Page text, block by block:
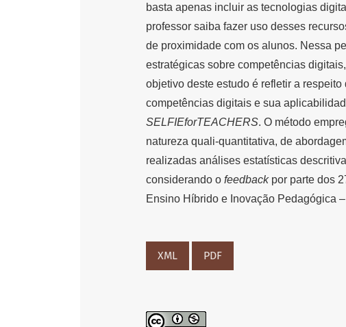
basta apenas incluir as tecnologias
professor saiba fazer uso desses
de proximidade com os alunos. Nessa
estratégicas sobre competências
objetivo deste estudo é refletir a
competências digitais e sua
SELFIEforTEACHERS. O método
natureza quali-quantitativa, de
realizadas análises estatísticas
considerando o feedbackpor parte dos
Ensino Híbrido e Inovação Pedagógica
XML PDF